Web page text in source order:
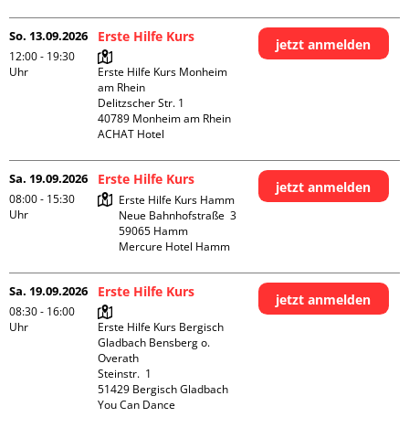
So. 13.09.2026
12:00 - 19:30
Uhr
Erste Hilfe Kurs
Erste Hilfe Kurs Monheim
am Rhein
Delitzscher Str. 1
40789 Monheim am Rhein
ACHAT Hotel
jetzt anmelden
Sa. 19.09.2026
08:00 - 15:30
Uhr
Erste Hilfe Kurs
Erste Hilfe Kurs Hamm
Neue Bahnhofstraße  3
59065 Hamm
Mercure Hotel Hamm
jetzt anmelden
Sa. 19.09.2026
08:30 - 16:00
Uhr
Erste Hilfe Kurs
Erste Hilfe Kurs Bergisch
Gladbach Bensberg o.
Overath
Steinstr.  1
51429 Bergisch Gladbach
You Can Dance
jetzt anmelden